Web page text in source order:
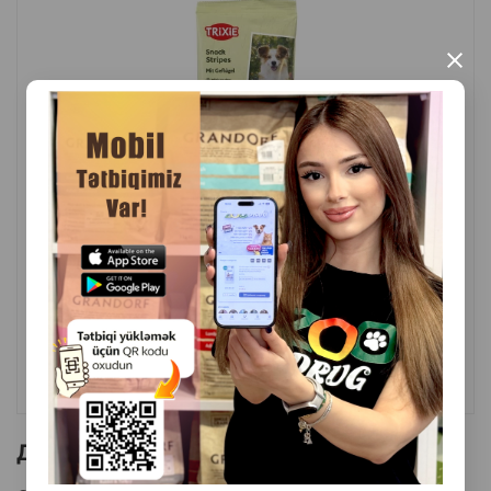
×
собак с аллергией на злаки.
Страна производитель: Китай.
( Отзывы)
Масса Цена
Купить
1 шт
2.50
КУПИТЬ
Другие товоры бренда